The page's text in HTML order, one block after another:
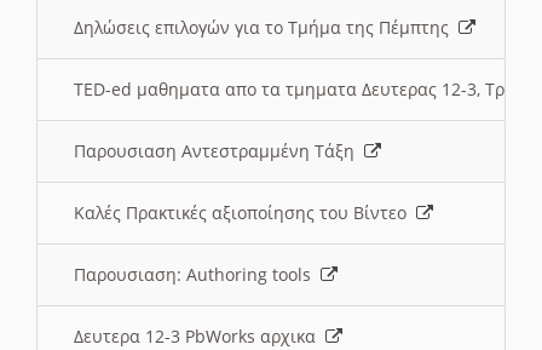
Δηλώσεις επιλογών για το Τμήμα της Πέμπτης
TED-ed μαθηματα απο τα τμηματα Δευτερας 12-3,
Παρουσιαση Αντεστραμμένη Τάξη
Καλές Πρακτικές αξιοποίησης του Βίντεο
Παρουσιαση: Authoring tools
Δευτερα 12-3 PbWorks αρχικα